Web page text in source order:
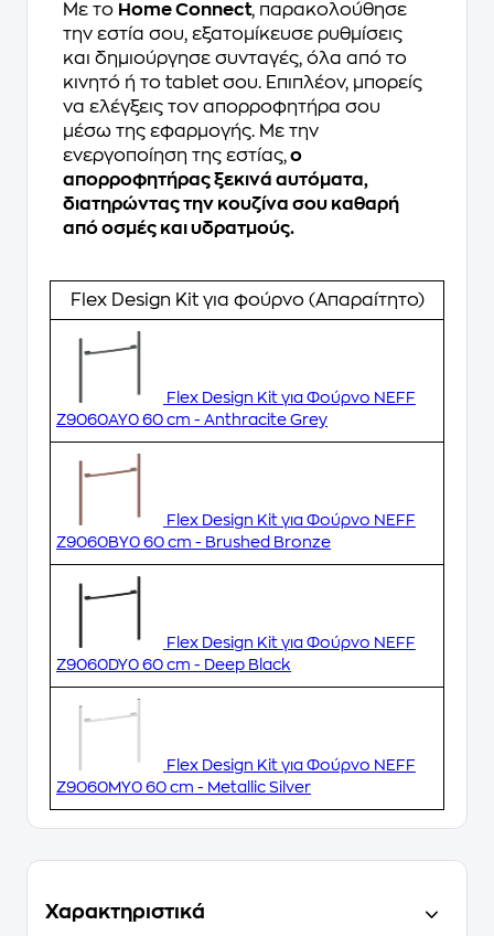
Με το Home Connect, παρακολούθησε
την εστία σου, εξατομίκευσε ρυθμίσεις
και δημιούργησε συνταγές, όλα από το
κινητό ή το tablet σου. Επιπλέον, μπορείς
να ελέγξεις τον απορροφητήρα σου
μέσω της εφαρμογής. Με την
ενεργοποίηση της εστίας, ο
απορροφητήρας ξεκινά αυτόματα,
διατηρώντας την κουζίνα σου καθαρή
από οσμές και υδρατμούς.
Flex Design Kit για φούρνο (Απαραίτητο)
Flex Design Kit για Φούρνο NEFF
Z9060AY0 60 cm - Anthracite Grey
Flex Design Kit για Φούρνο NEFF
Z9060BY0 60 cm - Brushed Bronze
Flex Design Kit για Φούρνο NEFF
Z9060DY0 60 cm - Deep Black
Flex Design Kit για Φούρνο NEFF
Z9060MY0 60 cm - Metallic Silver
Χαρακτηριστικά